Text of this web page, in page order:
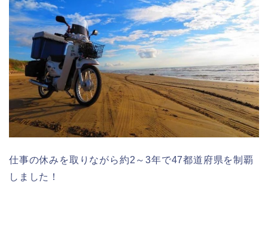
仕事の休みを取りながら約2～3年で47都道府県を制覇
しました！